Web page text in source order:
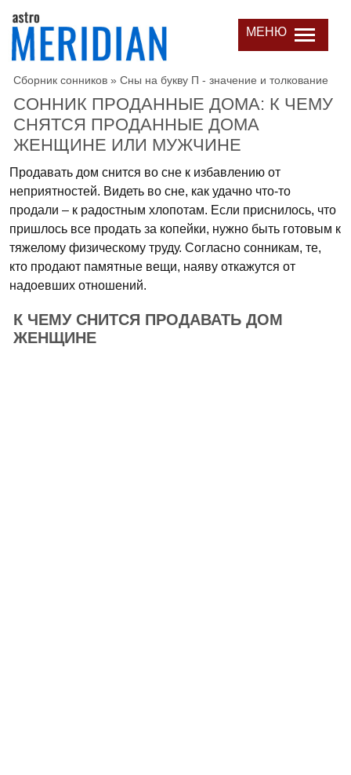
МЕНЮ
Сборник сонников » Сны на букву П - значение и толкование
СОННИК ПРОДАННЫЕ ДОМА: К ЧЕМУ
СНЯТСЯ ПРОДАННЫЕ ДОМА
ЖЕНЩИНЕ ИЛИ МУЖЧИНЕ
Продавать дом снится во сне к избавлению от
неприятностей. Видеть во сне, как удачно что-то
продали – к радостным хлопотам. Если приснилось, что
пришлось все продать за копейки, нужно быть готовым к
тяжелому физическому труду. Согласно сонникам, те,
кто продают памятные вещи, наяву откажутся от
надоевших отношений.
К ЧЕМУ СНИТСЯ ПРОДАВАТЬ ДОМ
ЖЕНЩИНЕ